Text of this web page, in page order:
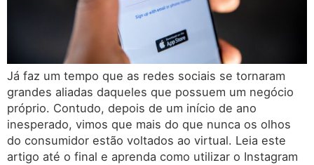
Já faz um tempo que as redes sociais se tornaram
grandes aliadas daqueles que possuem um negócio
próprio. Contudo, depois de um início de ano
inesperado, vimos que mais do que nunca os olhos
do consumidor estão voltados ao virtual. Leia este
artigo até o final e aprenda como utilizar o Instagram